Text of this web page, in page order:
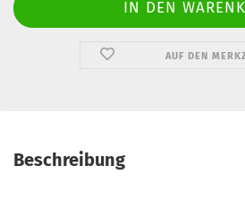
AUF DEN
Beschreibung